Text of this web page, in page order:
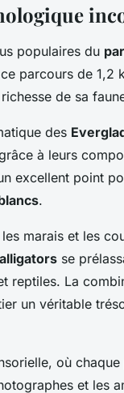
populaires du
parcours de 1,2
de sa
des
à leurs
excellent point
.
marais et les
alligators se
reptiles. La
un véritable
où chaque
et les